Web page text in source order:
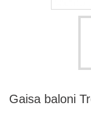
Gaisa baloni